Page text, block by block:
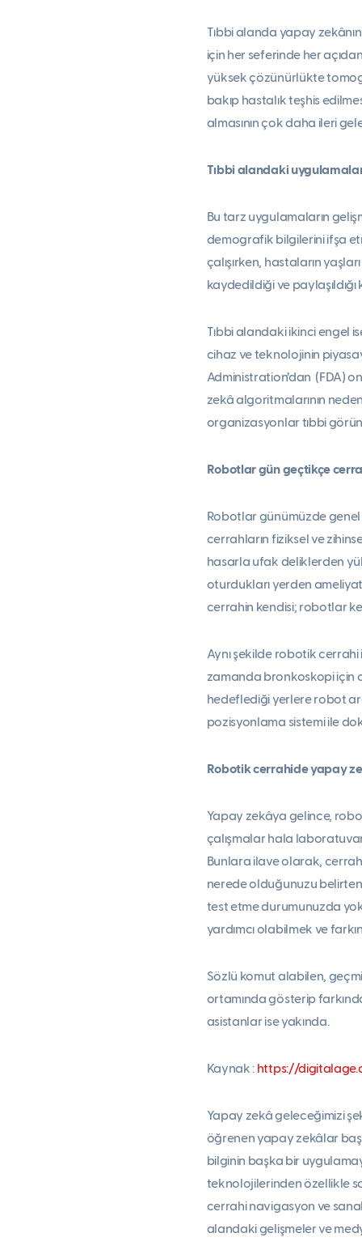
Tıbbi alanda yapay
için her seferinde her
yüksek çözünürlükte
bakıp hastalık teşhis
almasının çok daha ileri
Tıbbi alandaki
Bu tarz uygulamaların
demografik bilgilerini ifşa
çalışırken, hastaların
kaydedildiği ve
Tıbbi alandaki ikinci engel
cihaz ve teknolojinin
Administration’dan (FDA)
zekâ algoritmalarının
organizasyonlar tıbbi
Robotlar gün geçtikçe
Robotlar günümüzde
cerrahların fiziksel ve
hasarla ufak deliklerden
oturdukları yerden ameliyat
cerrahin kendisi; robotlar
Aynı şekilde robotik
zamanda bronkoskopi için
hedeflediği yerlere robot
pozisyonlama sistemi ile
Robotik cerrahide yapay
Yapay zekâya gelince,
çalışmalar hala
Bunlara ilave olarak,
nerede olduğunuzu
test etme durumunuzda
yardımcı olabilmek ve
Sözlü komut alabilen,
ortamında gösterip
asistanlar ise yakında.
Kaynak : https://
Yapay zekâ geleceğimizi
öğrenen yapay zekâlar
bilginin başka bir
teknolojilerinden özellikle
cerrahi navigasyon ve
alandaki gelişmeler ve